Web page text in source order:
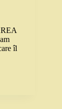
îl